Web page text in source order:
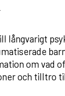
långvarigt
om vad
och tilltro